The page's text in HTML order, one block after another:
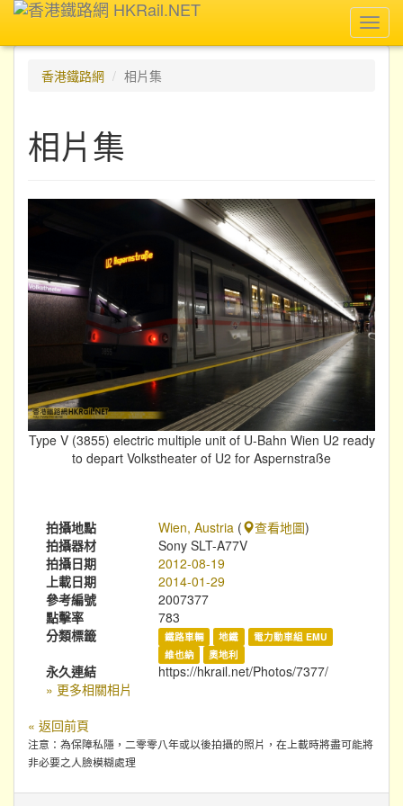
香港鐵路網
相片集
相片集
Type V (3855) electric multiple unit of U-Bahn Wien U2 ready
to depart Volkstheater of U2 for Aspernstraße
拍攝地點 Wien, Austria ( 查看地圖)
拍攝器材
Sony SLT-A77V
拍攝日期
2012-08-19
上載日期
2014-01-29
參考編號
2007377
點擊率
783
分類標籤
鐵路車輛 地鐵
電力動車組 EMU
維也納
奧地利
永久連結
https://hkrail.net/Photos/7377/
» 更多相關相片
« 返回前頁
注意：為保障私隱，二零零八年或以後拍攝的照片，在上載時將盡可能將
非必要之人臉模糊處理